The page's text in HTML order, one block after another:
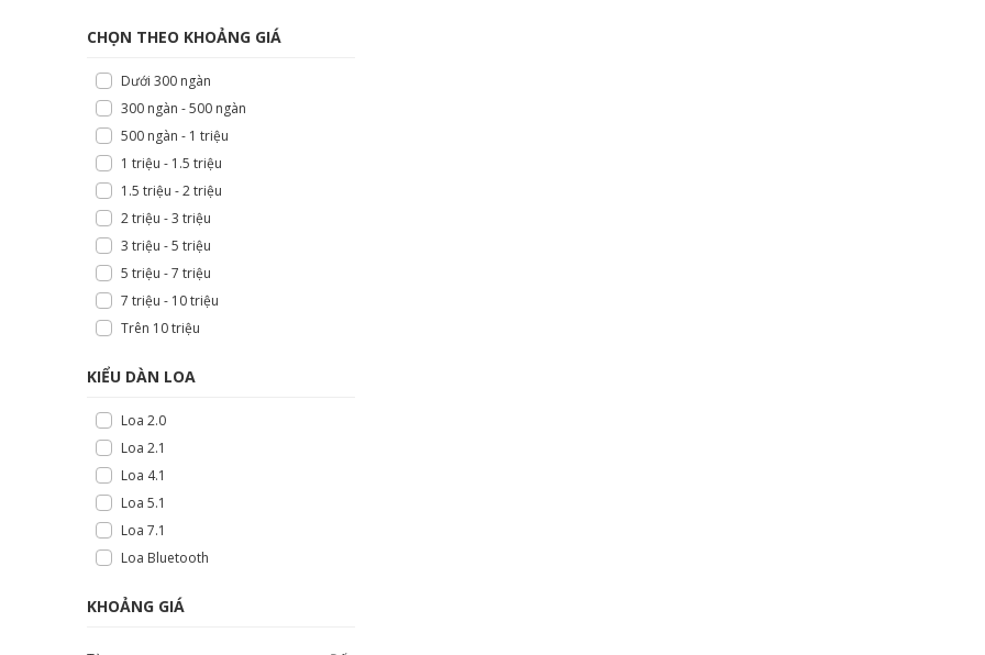
CHỌN THEO KHOẢNG GIÁ
Dưới 300 ngàn
300 ngàn - 500 ngàn
500 ngàn - 1 triệu
1 triệu - 1.5 triệu
1.5 triệu - 2 triệu
2 triệu - 3 triệu
3 triệu - 5 triệu
5 triệu - 7 triệu
7 triệu - 10 triệu
Trên 10 triệu
KIỂU DÀN LOA
Loa 2.0
Loa 2.1
Loa 4.1
Loa 5.1
Loa 7.1
Loa Bluetooth
KHOẢNG GIÁ